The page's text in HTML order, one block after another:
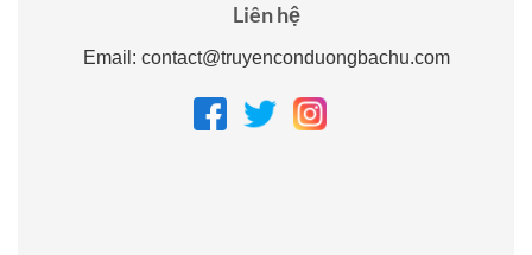
Liên hệ
Email: contact@truyenconduongbachu.com